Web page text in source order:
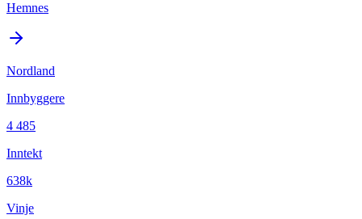
Hemnes
Nordland
Innbyggere
4 485
Inntekt
638k
Vinje